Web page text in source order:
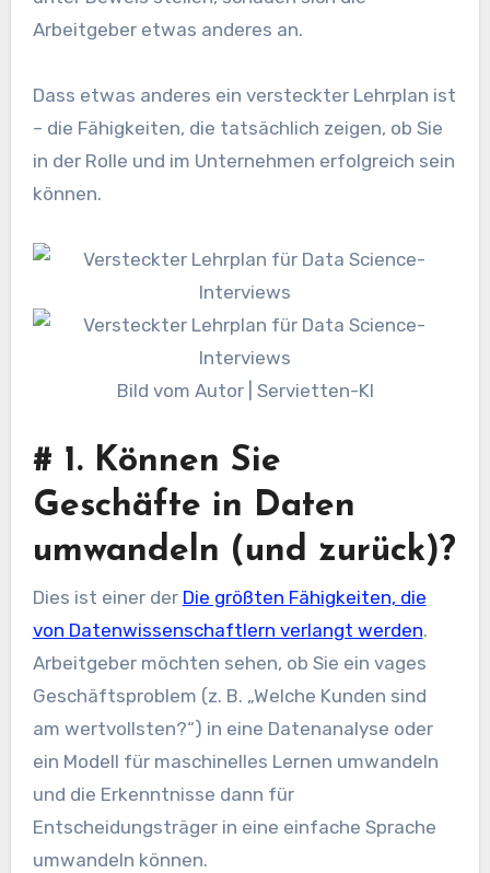
Arbeitgeber etwas anderes an.
Dass etwas anderes ein versteckter Lehrplan ist
– die Fähigkeiten, die tatsächlich zeigen, ob Sie
in der Rolle und im Unternehmen erfolgreich sein
können.
Bild vom Autor | Servietten-KI
# 1. Können Sie
Geschäfte in Daten
umwandeln (und zurück)?
Dies ist einer der Die größten Fähigkeiten, die
von Datenwissenschaftlern verlangt werden.
Arbeitgeber möchten sehen, ob Sie ein vages
Geschäftsproblem (z. B. „Welche Kunden sind
am wertvollsten?“) in eine Datenanalyse oder
ein Modell für maschinelles Lernen umwandeln
und die Erkenntnisse dann für
Entscheidungsträger in eine einfache Sprache
umwandeln können.